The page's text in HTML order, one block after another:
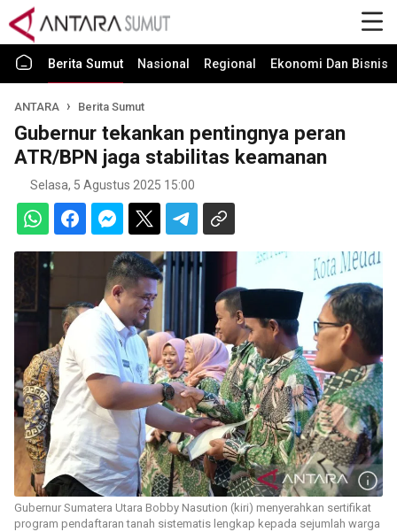
Berita Sumut Nasional Regional Ekonomi Dan Bisnis
ANTARA Berita Sumut
Gubernur tekankan pentingnya peran
ATR/BPN jaga stabilitas keamanan
Selasa, 5 Agustus 2025 15:00
Gubernur Sumatera Utara Bobby Nasution (kiri) menyerahkan sertifikat
program pendaftaran tanah sistematis lengkap kepada sejumlah warga